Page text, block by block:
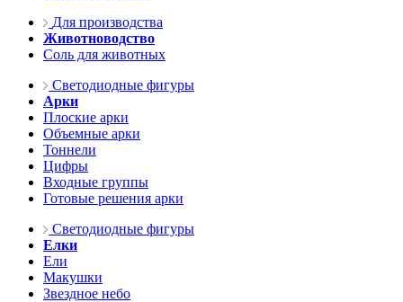
Для производства
Животноводство
Соль для животных
Светодиодные фигуры
Арки
Плоские арки
Объемные арки
Тоннели
Цифры
Входные группы
Готовые решения арки
Светодиодные фигуры
Елки
Ели
Макушки
Звездное небо